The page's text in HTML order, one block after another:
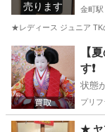
売ります 金町駅
★レディース ジュニア TK
東京 葛飾区 金
【
す❗️
状態
プリフ
★ ヤ